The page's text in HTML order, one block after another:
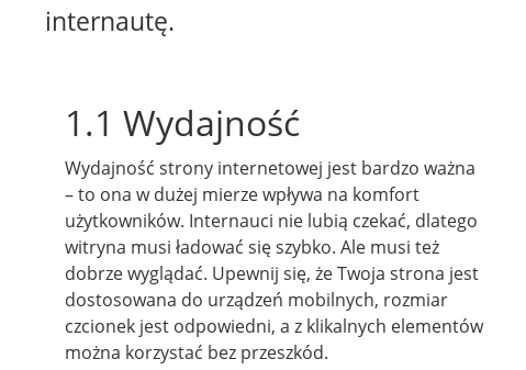
internautę.
1.1 Wydajność
Wydajność strony internetowej jest bardzo ważna
– to ona w dużej mierze wpływa na komfort
użytkowników. Internauci nie lubią czekać, dlatego
witryna musi ładować się szybko. Ale musi też
dobrze wyglądać. Upewnij się, że Twoja strona jest
dostosowana do urządzeń mobilnych, rozmiar
czcionek jest odpowiedni, a z klikalnych elementów
można korzystać bez przeszkód.